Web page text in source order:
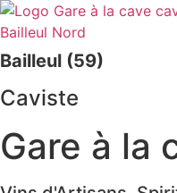
Bailleul (59)
Caviste
Gare à la